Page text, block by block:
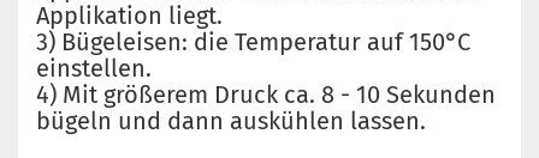
Applikation liegt.
3) Bügeleisen: die Temperatur auf 150°C
einstellen.
4) Mit größerem Druck ca. 8 - 10 Sekunden
bügeln und dann auskühlen lassen.